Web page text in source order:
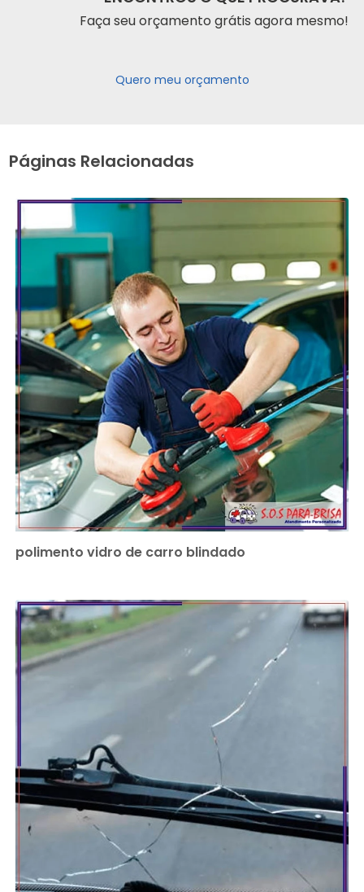
Faça seu orçamento grátis agora mesmo!
Quero meu orçamento
Páginas Relacionadas
polimento vidro de carro blindado